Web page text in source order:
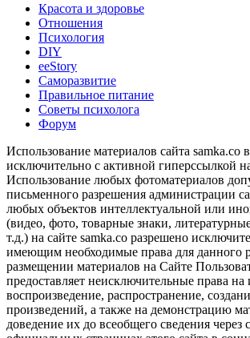
Красота и здоровье
Отношения
Психология
DIY
ееStory
Саморазвитие
Правильное питание
Советы психолога
Форум
Использование материалов сайта samka.co
исключительно с активной гиперссылкой
Использование любых фотоматериалов
письменного разрешения администрации
любых объектов интеллектуальной или
(видео, фото, товарные знаки,
т.д.) на сайте samka.co разрешено
имеющим необходимые права для данного
размещении материалов на Сайте
предоставляет неисключительные права на
воспроизведение, распространение,
произведений, а также на демонстрацию
доведение их до всеобщего сведения через